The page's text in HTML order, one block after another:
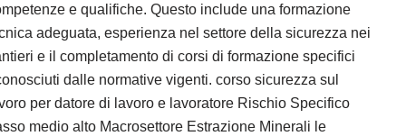
e qualifiche. Questo include una formazione
adeguata, esperienza nel settore della sicurezza nei
e il completamento di corsi di formazione specifici
dalle normative vigenti. corso sicurezza sul
per datore di lavoro e lavoratore Rischio Specifico
medio alto Macrosettore Estrazione Minerali le